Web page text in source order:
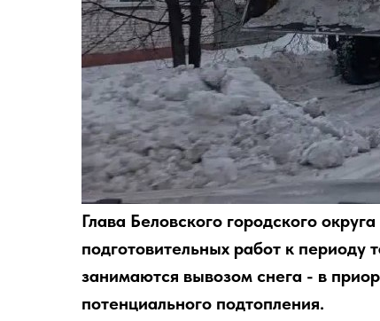
Глава Беловского городского
подготовительных работ к
занимаются вывозом снега - в
потенциального подтопления.